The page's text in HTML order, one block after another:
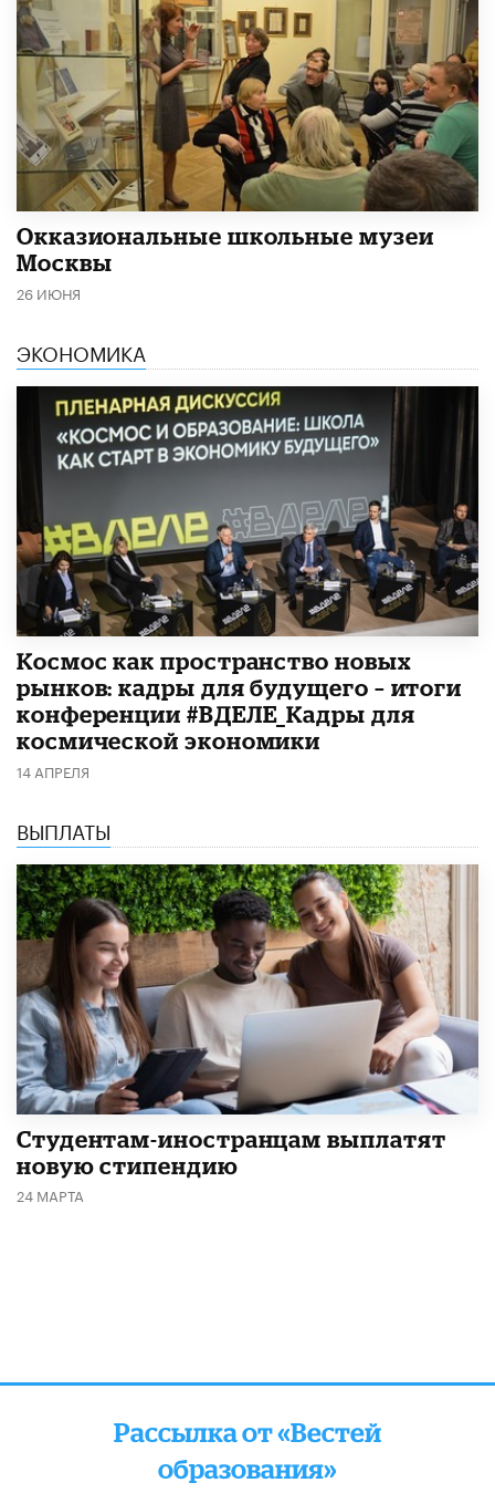
​Окказиональные школьные музеи
Москвы
26 ИЮНЯ
ЭКОНОМИКА
Космос как пространство новых
рынков: кадры для будущего – итоги
конференции #ВДЕЛЕ_Кадры для
космической экономики
14 АПРЕЛЯ
ВЫПЛАТЫ
Студентам-иностранцам выплатят
новую стипендию
24 МАРТА
Рассылка от «Вестей
образования»